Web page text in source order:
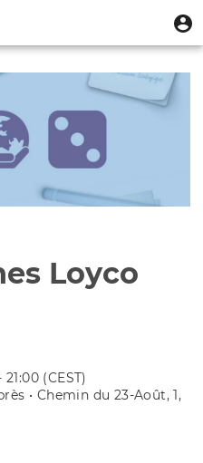
contenu
Loyco
(CEST)
• Chemin du 23-Août, 1,